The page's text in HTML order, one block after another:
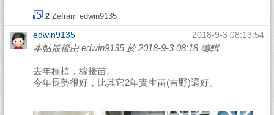
2 Zefram edwin9135
edwin9135 2018-9-3 08:13:54
本帖最後由 edwin9135 於 2018-9-3 08:18 編輯
去年種植，稼接苗。
今年長勢很好，比其它2年實生苗(吉野)還好。